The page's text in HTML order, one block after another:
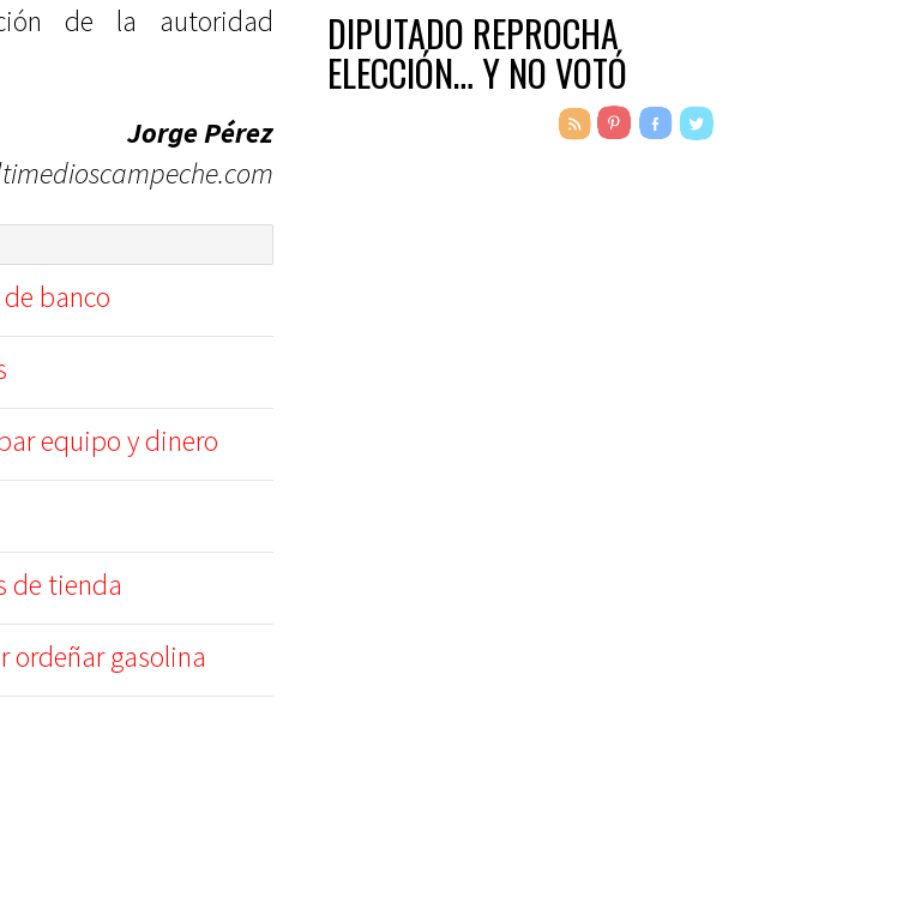
de la autoridad
Jorge Pérez
banco
equipo y dinero
de tienda
ordeñar gasolina
DIPUTADO REPROCHA
ELECCIÓN… Y NO VOTÓ